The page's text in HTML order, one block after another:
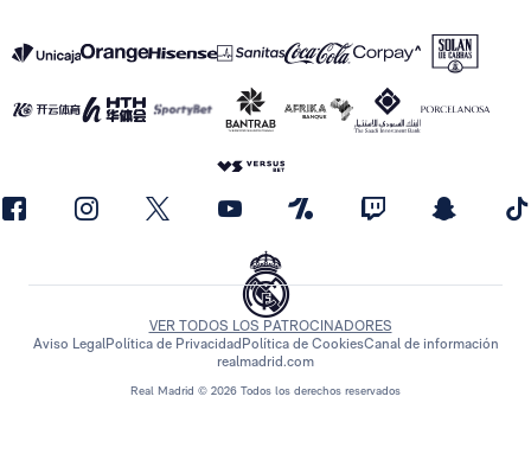
Real Madrid © 2026 Todos los derechos reservados
VER TODOS LOS PATROCINADORES
Aviso LegalPolítica de Privacidad Política de CookiesCanal de información
realmadrid.com